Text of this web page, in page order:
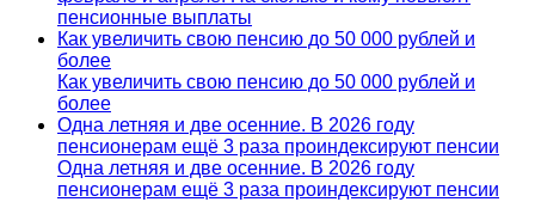
пенсионные выплаты
Как увеличить свою пенсию до 50 000 рублей и
более
Как увеличить свою пенсию до 50 000 рублей и
более
Одна летняя и две осенние. В 2026 году
пенсионерам ещё 3 раза проиндексируют пенсии
Одна летняя и две осенние. В 2026 году
пенсионерам ещё 3 раза проиндексируют пенсии